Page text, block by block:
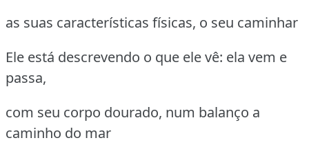
as suas características físicas, o seu caminhar
Ele está descrevendo o que ele vê: ela vem e
passa,
com seu corpo dourado, num balanço a
caminho do mar